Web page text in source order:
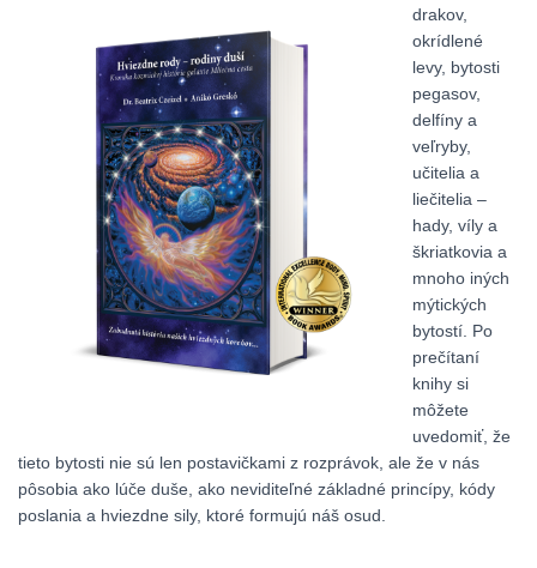
drakov,
okrídlené
levy, bytosti
pegasov,
delfíny a
veľryby,
učitelia a
liečitelia –
hady, víly a
škriatkovia a
mnoho iných
mýtických
bytostí. Po
prečítaní
knihy si
môžete
uvedomiť, že
tieto bytosti nie sú len postavičkami z rozprávok, ale že v nás
pôsobia ako lúče duše, ako neviditeľné základné princípy, kódy
poslania a hviezdne sily, ktoré formujú náš osud.